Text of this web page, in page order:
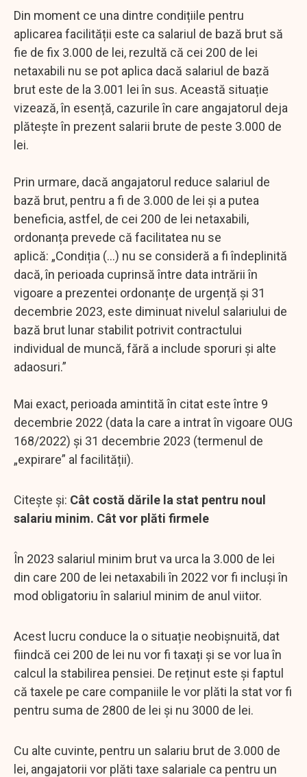
Din moment ce una dintre condițiile pentru
aplicarea facilității este ca salariul de bază brut să
fie de fix 3.000 de lei, rezultă că cei 200 de lei
netaxabili nu se pot aplica dacă salariul de bază
brut este de la 3.001 lei în sus. Această situație
vizează, în esență, cazurile în care angajatorul deja
plătește în prezent salarii brute de peste 3.000 de
lei.
Prin urmare, dacă angajatorul reduce salariul de
bază brut, pentru a fi de 3.000 de lei și a putea
beneficia, astfel, de cei 200 de lei netaxabili,
ordonanța prevede că facilitatea nu se
aplică: „Condiția (...) nu se consideră a fi îndeplinită
dacă, în perioada cuprinsă între data intrării în
vigoare a prezentei ordonanțe de urgență și 31
decembrie 2023, este diminuat nivelul salariului de
bază brut lunar stabilit potrivit contractului
individual de muncă, fără a include sporuri și alte
adaosuri.”
Mai exact, perioada amintită în citat este între 9
decembrie 2022 (data la care a intrat în vigoare OUG
168/2022) și 31 decembrie 2023 (termenul de
„expirare” al facilității).
Citește și: Cât costă dările la stat pentru noul
salariu minim. Cât vor plăti firmele
În 2023 salariul minim brut va urca la 3.000 de lei
din care 200 de lei netaxabili în 2022 vor fi incluși în
mod obligatoriu în salariul minim de anul viitor.
Acest lucru conduce la o situație neobișnuită, dat
fiindcă cei 200 de lei nu vor fi taxați și se vor lua în
calcul la stabilirea pensiei. De reținut este și faptul
că taxele pe care companiile le vor plăti la stat vor fi
pentru suma de 2800 de lei și nu 3000 de lei.
Cu alte cuvinte, pentru un salariu brut de 3.000 de
lei, angajatorii vor plăti taxe salariale ca pentru un